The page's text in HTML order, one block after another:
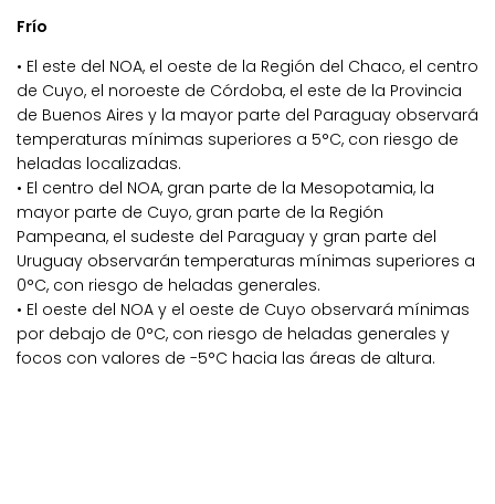
Frío
• El este del NOA, el oeste de la Región del Chaco, el centro
de Cuyo, el noroeste de Córdoba, el este de la Provincia
de Buenos Aires y la mayor parte del Paraguay observará
temperaturas mínimas superiores a 5°C, con riesgo de
heladas localizadas.
• El centro del NOA, gran parte de la Mesopotamia, la
mayor parte de Cuyo, gran parte de la Región
Pampeana, el sudeste del Paraguay y gran parte del
Uruguay observarán temperaturas mínimas superiores a
0°C, con riesgo de heladas generales.
• El oeste del NOA y el oeste de Cuyo observará mínimas
por debajo de 0°C, con riesgo de heladas generales y
focos con valores de -5°C hacia las áreas de altura.